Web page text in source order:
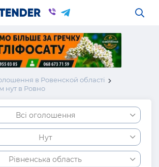
в Ровенской області
нут в Ровно
Всі оголошення
Нут
Рівненська область